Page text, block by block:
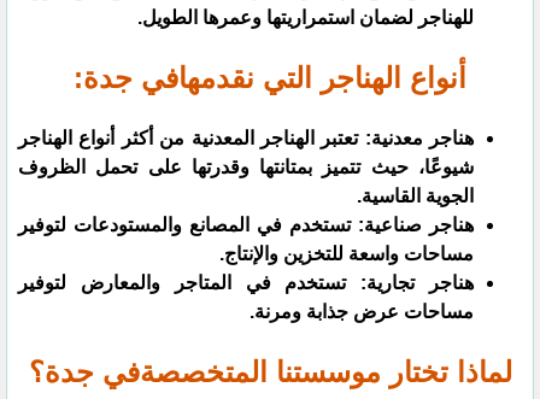
للهناجر لضمان استمراريتها وعمرها الطويل.
أنواع الهناجر التي نقدمهافي جدة:
هناجر معدنية: تعتبر الهناجر المعدنية من أكثر أنواع الهناجر
شيوعًا، حيث تتميز بمتانتها وقدرتها على تحمل الظروف
الجوية القاسية.
هناجر صناعية: تستخدم في المصانع والمستودعات لتوفير
مساحات واسعة للتخزين والإنتاج.
هناجر تجارية: تستخدم في المتاجر والمعارض لتوفير
مساحات عرض جذابة ومرنة.
لماذا تختار موسستنا المتخصصةفي جدة؟